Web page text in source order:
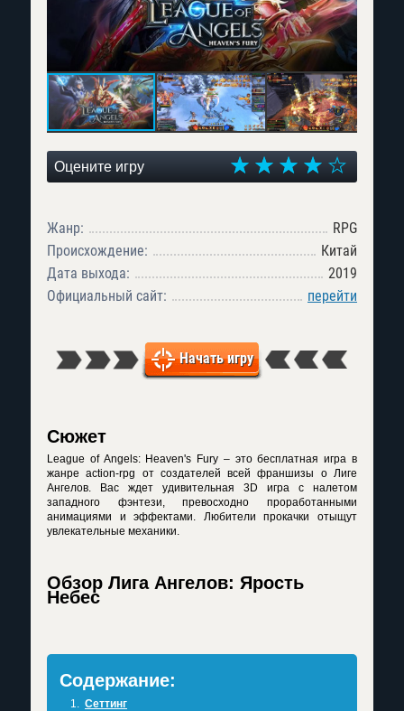
Оцените игру
Жанр:
RPG
Происхождение:
Китай
Дата выхода:
2019
Официальный сайт:
перейти
Начать игру
Сюжет
League of Angels: Heaven's Fury – это бесплатная игра в
жанре action-rpg от создателей всей франшизы о Лиге
Ангелов. Вас ждет удивительная 3D игра с налетом
западного фэнтези, превосходно проработанными
анимациями и эффектами. Любители прокачки отыщут
увлекательные механики.
Обзор Лига Ангелов: Ярость
Небес
Содержание:
Сеттинг